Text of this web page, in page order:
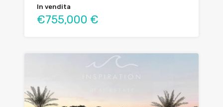
In vendita
€755,000 €